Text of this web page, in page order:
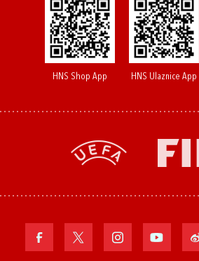
HNS Shop App HNS Ulaznice App